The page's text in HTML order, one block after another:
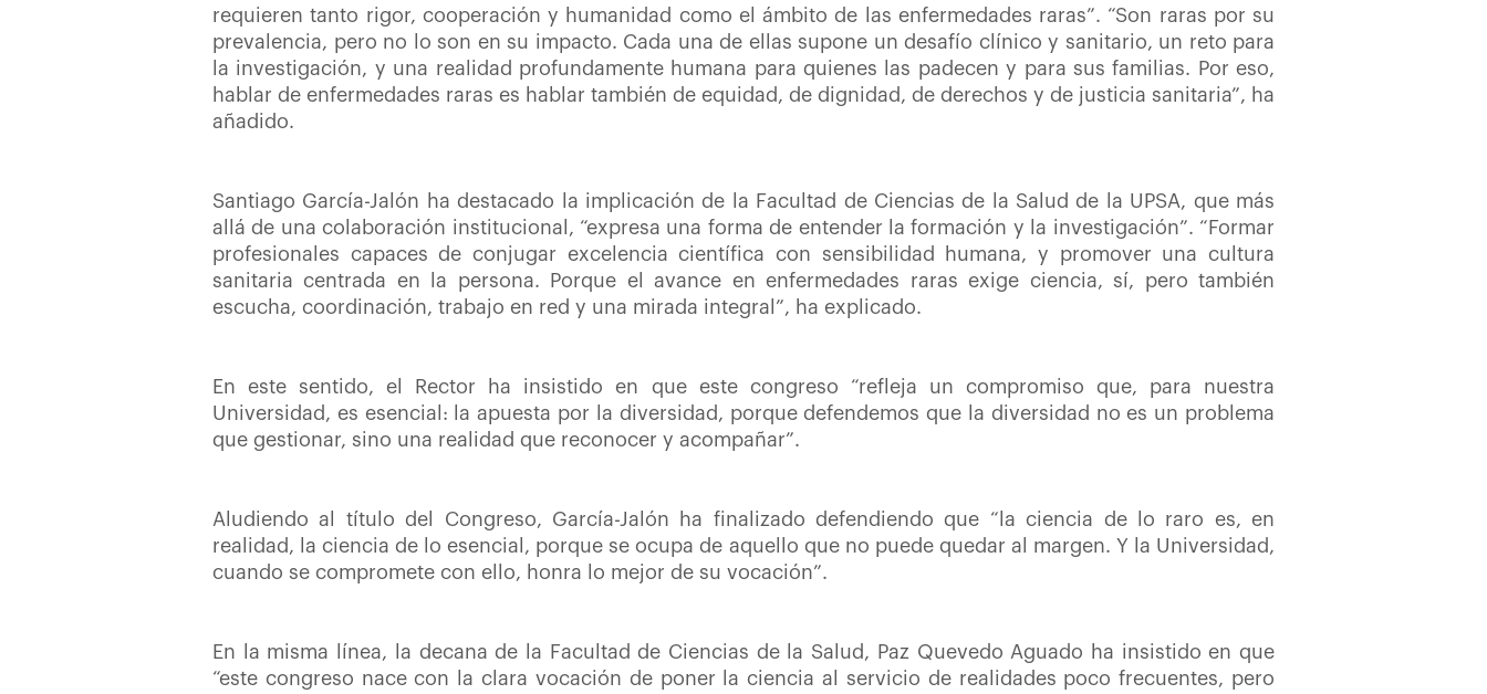
requieren tanto rigor, cooperación y humanidad como el ámbito de las enfermedades raras”. “Son raras por su
prevalencia, pero no lo son en su impacto. Cada una de ellas supone un desafío clínico y sanitario, un reto para
la investigación, y una realidad profundamente humana para quienes las padecen y para sus familias. Por eso,
hablar de enfermedades raras es hablar también de equidad, de dignidad, de derechos y de justicia sanitaria”, ha
añadido.
Santiago García-Jalón ha destacado la implicación de la Facultad de Ciencias de la Salud de la UPSA, que más
allá de una colaboración institucional, “expresa una forma de entender la formación y la investigación”. “Formar
profesionales capaces de conjugar excelencia científica con sensibilidad humana, y promover una cultura
sanitaria centrada en la persona. Porque el avance en enfermedades raras exige ciencia, sí, pero también
escucha, coordinación, trabajo en red y una mirada integral”, ha explicado.
En este sentido, el Rector ha insistido en que este congreso “refleja un compromiso que, para nuestra
Universidad, es esencial: la apuesta por la diversidad, porque defendemos que la diversidad no es un problema
que gestionar, sino una realidad que reconocer y acompañar”.
Aludiendo al título del Congreso, García-Jalón ha finalizado defendiendo que “la ciencia de lo raro es, en
realidad, la ciencia de lo esencial, porque se ocupa de aquello que no puede quedar al margen. Y la Universidad,
cuando se compromete con ello, honra lo mejor de su vocación”.
En la misma línea, la decana de la Facultad de Ciencias de la Salud, Paz Quevedo Aguado ha insistido en que
“este congreso nace con la clara vocación de poner la ciencia al servicio de realidades poco frecuentes, pero